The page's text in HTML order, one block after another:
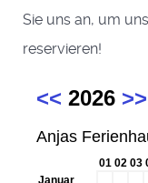
Sie uns an, um
reservieren!